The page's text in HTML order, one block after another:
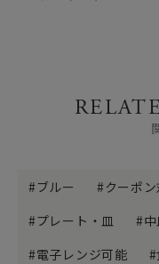
ブルー クーポ
プレート・皿
電子レンジ可能